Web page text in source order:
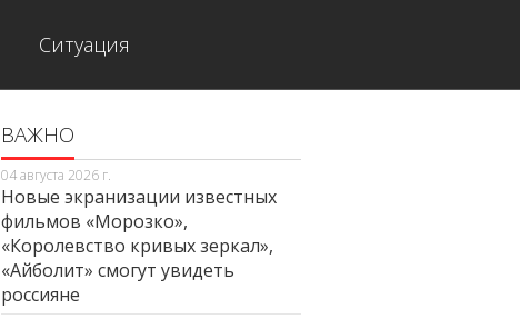
Ситуация
ВАЖНО
04 августа 2026 г.
Новые экранизации известных
фильмов «Морозко»,
«Королевство кривых зеркал»,
«Айболит» смогут увидеть
россияне